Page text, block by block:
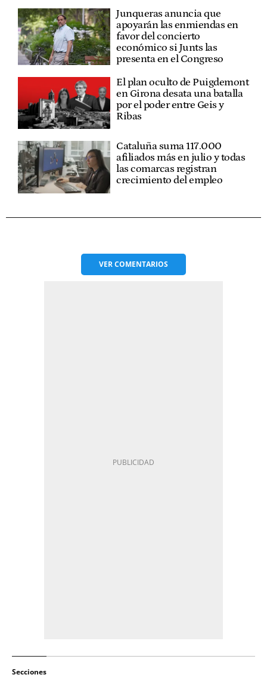
Junqueras anuncia que
apoyarán las enmiendas en
favor del concierto
económico si Junts las
presenta en el Congreso
El plan oculto de Puigdemont
en Girona desata una batalla
por el poder entre Geis y
Ribas
Cataluña suma 117.000
afiliados más en julio y todas
las comarcas registran
crecimiento del empleo
VERCOMENTARIOS
Secciones